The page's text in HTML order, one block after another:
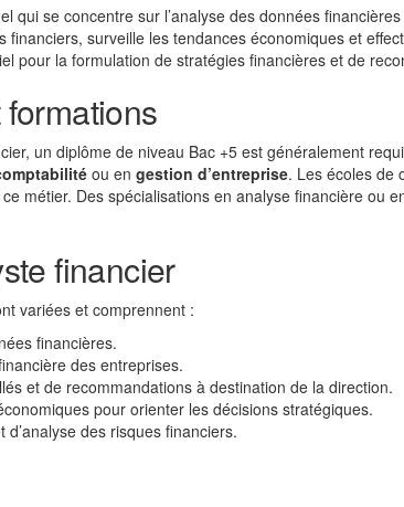
qui se concentre sur l’analyse des données
financiers, surveille les tendances économiques et
pour la formulation de stratégies financières et de
un diplôme de niveau Bac +5 est généralement
ou en gestion d’entreprise. Les écoles de
métier. Des spécialisations en analyse financière ou
financier
variées et comprennent :
financières.
des entreprises.
et de recommandations à destination de la direction.
pour orienter les décisions stratégiques.
d’analyse des risques financiers.